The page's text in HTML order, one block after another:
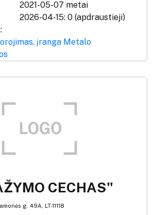
2021-05-07 metai
2026-04-15: 0 (apdraustieji)
įranga Metalo
CECHAS"
g. 49A, LT-11118